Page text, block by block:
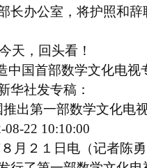
长办公室，将护照和
天，回头看！
中国首部数学文化电
华社发专稿：
推出第一部数学文化电
10:10:00
月２１日电（记者陈